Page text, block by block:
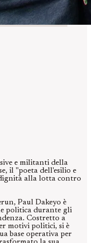
e militanti della
il "poeta dell'esilio e
alla lotta contro
Paul Dakeyo è
politica durante gli
Costretto a
motivi politici, si è
base operativa per